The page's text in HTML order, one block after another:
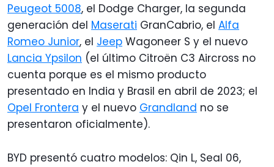
Peugeot 5008, el Dodge Charger, la segunda
generación del Maserati GranCabrio, el Alfa
Romeo Junior, el Jeep Wagoneer S y el nuevo
Lancia Ypsilon (el último Citroën C3 Aircross no
cuenta porque es el mismo producto
presentado en India y Brasil en abril de 2023; el
Opel Frontera y el nuevo Grandland no se
presentaron oficialmente).
BYD presentó cuatro modelos: Qin L, Seal 06,